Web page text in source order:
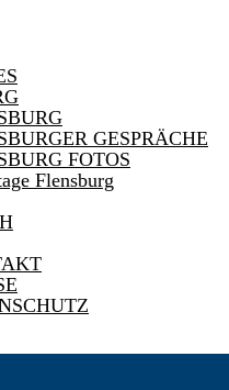
GESPRÄCHE
FOTOS
Flensburg